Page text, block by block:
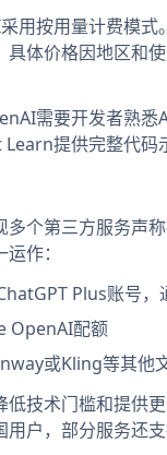
用按用量计费模
具体价格因地区和
需要开发者熟
提供完整代码
多个第三方服务声
作：
Plus账号
OpenAI配额
或Kling等其他
低技术门槛和提供
户，部分服务还